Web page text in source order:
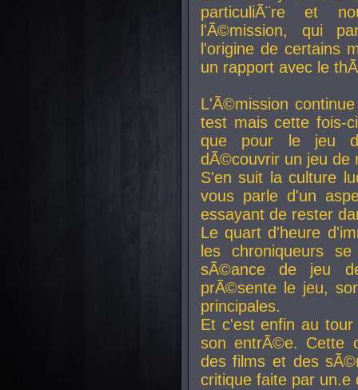
particuliÃ¨re et
l'Ã©mission, qui
l'origine de certains
un rapport avec le
L'Ã©mission
test mais cette fois-
que pour le jeu
dÃ©couvrir un jeu de
S'en suit la culture
vous parle d'un
essayant de rester
Le quart d'heure
les chroniqueurs
sÃ©ance de jeu
prÃ©sente le jeu,
principales.
Et c'est enfin au
son entrÃ©e. Cette
des films et des
critique faite par